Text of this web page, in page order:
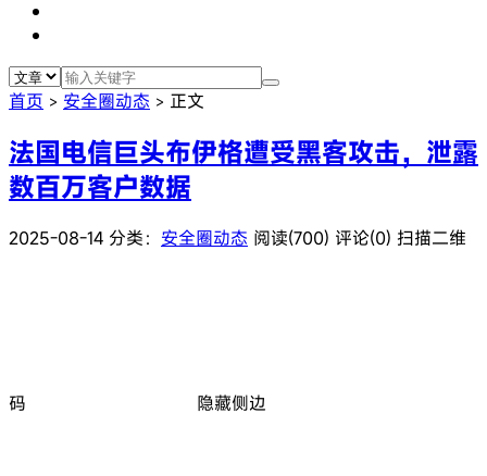
首页 > 安全圈动态 > 正文
法国电信巨头布伊格遭受黑客攻击，泄露
数百万客户数据
2025-08-14 分类： 安全圈动态 阅读(700) 评论(0) 扫描二维
码 隐藏侧边